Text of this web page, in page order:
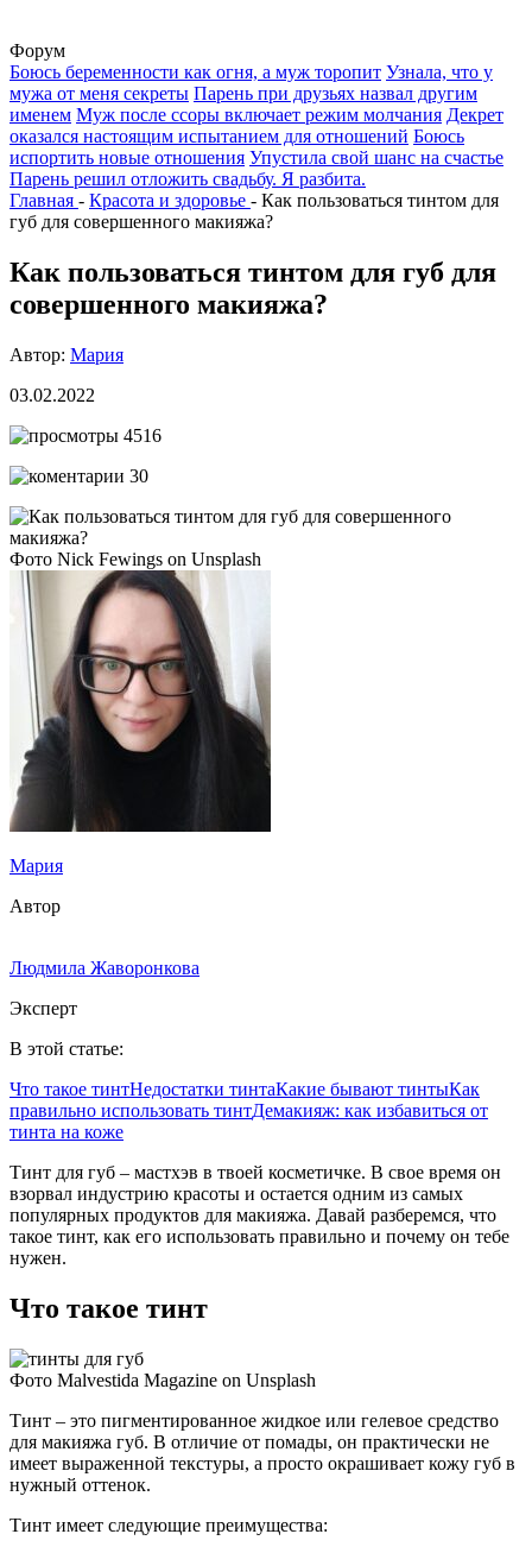
Форум
Боюсь беременности как огня, а муж торопит Узнала, что у
мужа от меня секреты Парень при друзьях назвал другим
именем Муж после ссоры включает режим молчания Декрет
оказался настоящим испытанием для отношений Боюсь
испортить новые отношения Упустила свой шанс на счастье
Парень решил отложить свадьбу. Я разбита.
Главная - Красота и здоровье - Как пользоваться тинтом для
губ для совершенного макияжа?
Как пользоваться тинтом для губ для
совершенного макияжа?
Автор: Мария
03.02.2022
4516
30
Фото Nick Fewings on Unsplash
Мария
Автор
Людмила Жаворонкова
Эксперт
В этой статье:
Что такое тинтНедостатки тинтаКакие бывают тинтыКак
правильно использовать тинтДемакияж: как избавиться от
тинта на коже
Тинт для губ – мастхэв в твоей косметичке. В свое время он
взорвал индустрию красоты и остается одним из самых
популярных продуктов для макияжа. Давай разберемся, что
такое тинт, как его использовать правильно и почему он тебе
нужен.
Что такое тинт
Фото Malvestida Magazine on Unsplash
Тинт – это пигментированное жидкое или гелевое средство
для макияжа губ. В отличие от помады, он практически не
имеет выраженной текстуры, а просто окрашивает кожу губ в
нужный оттенок.
Тинт имеет следующие преимущества: